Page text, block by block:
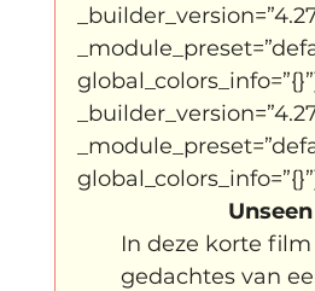
Unseen
In deze korte
gedachtes van